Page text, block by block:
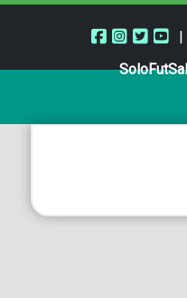
|
SoloFutSal